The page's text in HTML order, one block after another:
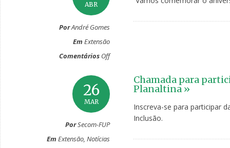
ABR
PorAndré Gomes
Em Extensão
Comentários Off
26
MAR
PorSecom-FUP
Em Extensão,Notícias
Chamada para
Planaltina »
Inscreva-se para participar
Inclusão.